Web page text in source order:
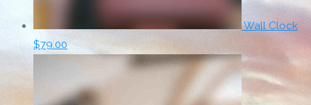
Wall Clock
$79.00